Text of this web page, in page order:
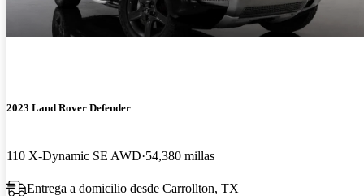
2023 Land Rover Defender
110 X-Dynamic SE AWD 54,380 millas
Entrega a domicilio desde Carrollton, TX